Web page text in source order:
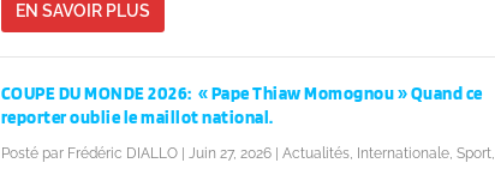
EN SAVOIR PLUS
COUPE DU MONDE 2026: « Pape Thiaw Momognou » Quand ce
reporter oublie le maillot national.
Posté par Frédéric DIALLO| Juin 27, 2026| Actualités, Internationale, Sport,